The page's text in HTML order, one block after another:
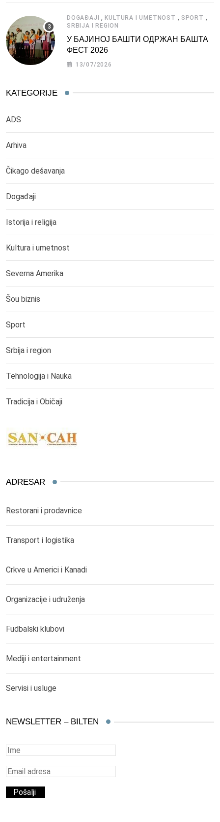
DOGAĐAJI ,KULTURA I UMETNOST , SPORT ,
SRBIJA I REGION
У БАЈИНОЈ БАШТИ ОДРЖАН БАШТА
ФЕСТ 2026
13/07/2026
KATEGORIJE
ADS
Arhiva
Čikago dešavanja
Događaji
Istorija i religija
Kultura i umetnost
Severna Amerika
Šou biznis
Sport
Srbija i region
Tehnologija i Nauka
Tradicija i Običaji
ADRESAR
Restorani i prodavnice
Transport i logistika
Crkve u Americi i Kanadi
Organizacije i udruženja
Fudbalski klubovi
Mediji i entertainment
Servisi i usluge
NEWSLETTER – BILTEN